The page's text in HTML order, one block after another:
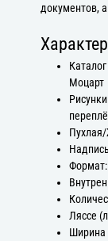
документов,
Моцарт
Ляссе
Ширина